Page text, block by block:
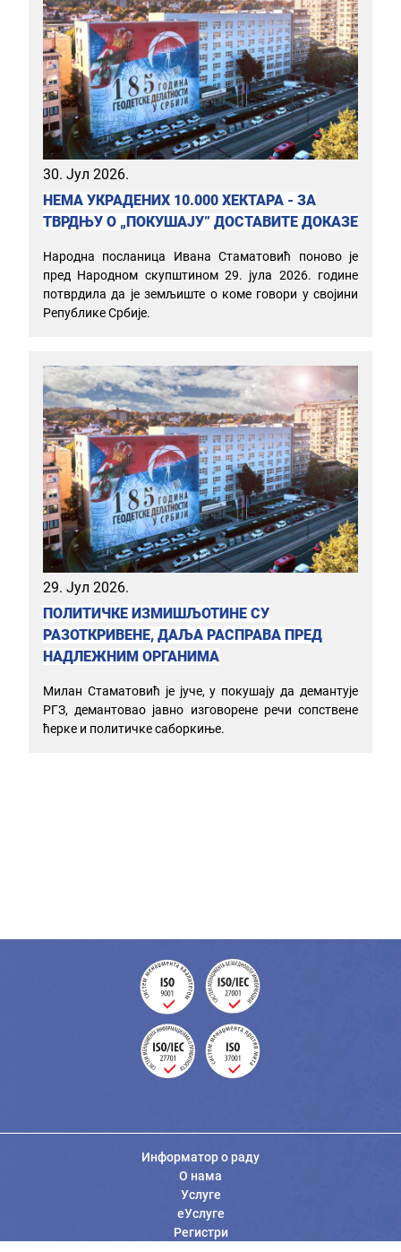
30. Јул 2026.
НЕМА УКРАДЕНИХ 10.000 ХЕКТАРА - ЗА
ТВРДЊУ О „ПОКУШАЈУ” ДОСТАВИТЕ ДОКАЗЕ
Народна посланица Ивана Стаматовић поново је
пред Народном скупштином 29. јула 2026. године
потврдила да је земљиште о коме говори у својини
Републике Србије.
29. Јул 2026.
ПОЛИТИЧКЕ ИЗМИШЉОТИНЕ СУ
РАЗОТКРИВЕНЕ, ДАЉА РАСПРАВА ПРЕД
НАДЛЕЖНИМ ОРГАНИМА
Милан Стаматовић је јуче, у покушају да демантује
РГЗ, демантовао јавно изговорене речи сопствене
ћерке и политичке саборкиње.
Информатор о раду
О нама
Услуге
еУслуге
Регистри